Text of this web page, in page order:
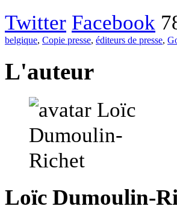
Twitter Facebook
belgique, Copie presse, éditeurs de presse,
L'auteur
Loïc Dumoulin-